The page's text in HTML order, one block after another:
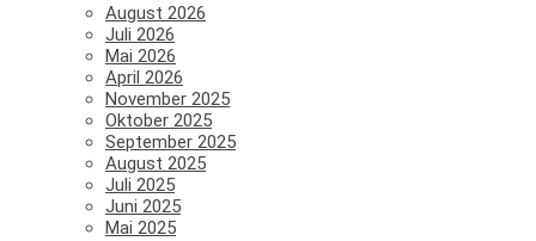
August 2026
Juli 2026
Mai 2026
April 2026
November 2025
Oktober 2025
September 2025
August 2025
Juli 2025
Juni 2025
Mai 2025